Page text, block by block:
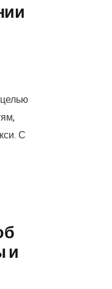
С
и